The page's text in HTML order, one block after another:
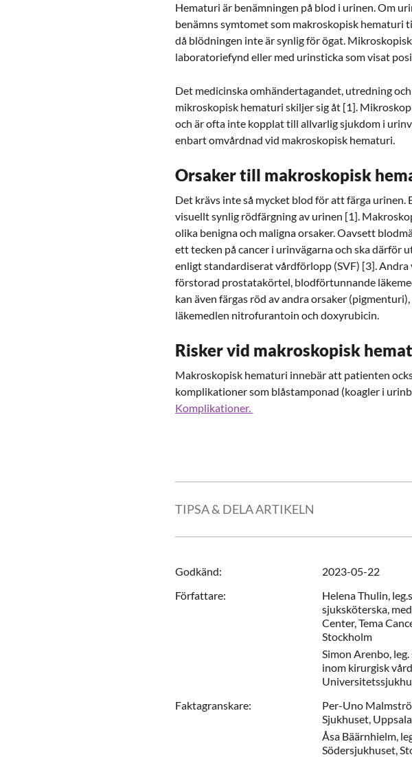
Hematuri är benämningen på blod i urinen. Om
benämns symtomet som makroskopisk hematuri
då blödningen inte är synlig för ögat.
laboratoriefynd eller med urinsticka som visat
Det medicinska omhändertagandet, utredning
mikroskopisk hematuri skiljer sig åt [1].
och är ofta inte kopplat till allvarlig sjukdom i
enbart omvårdnad vid makroskopisk hematuri.
Orsaker till makroskopisk
Det krävs inte så mycket blod för att färga
visuellt synlig rödfärgning av urinen [1].
olika benigna och maligna orsaker. Oavsett
ett tecken på cancer i urinvägarna och ska därför
enligt standardiserat vårdförlopp (SVF) [3].
förstorad prostatakörtel, blodförtunnande
kan även färgas röd av andra orsaker
läkemedlen nitrofurantoin och doxyrubicin.
Risker vid makroskopisk
Makroskopisk hematuri innebär att patienten
komplikationer som blåstamponad (koagler i
Komplikationer.
TIPSA & DELA ARTIKELN
Godkänd:
2023-05-22
Författare: HelenaThulin,
sjuksköterska,
Center, Tema
Stockholm
Simon Arenbo,
inom kirurgisk
Faktagranskare: Per-Uno
Sjukhuset, Uppsala
Åsa Bäärnhielm,
Södersjukhuset,